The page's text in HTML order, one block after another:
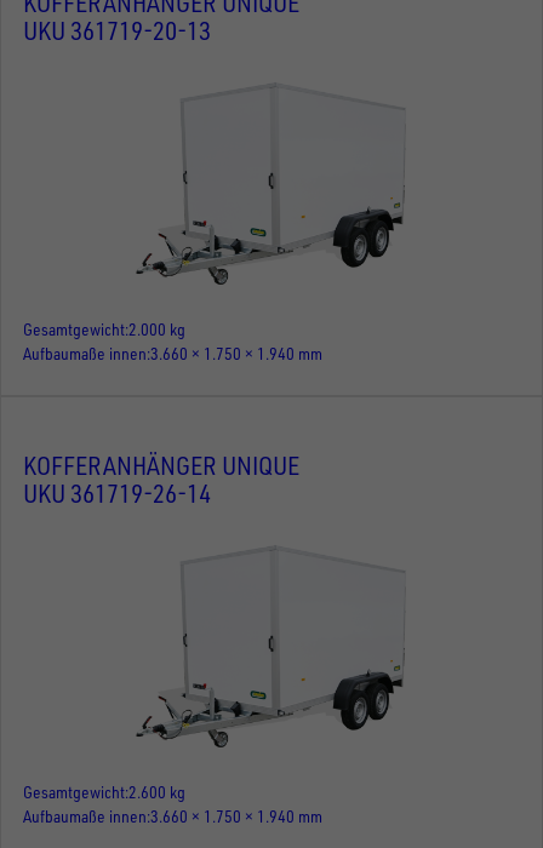
UKU 361719-20-13
Gesamtgewicht 2.000 kg
Aufbaumaße innen 3.660 × 1.750 × 1.940 mm
KOFFERANHÄNGER UNIQUE
UKU 361719-26-14
Gesamtgewicht 2.600 kg
Aufbaumaße innen 3.660 × 1.750 × 1.940 mm